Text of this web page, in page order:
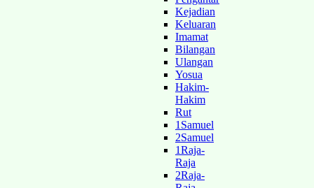
Kejadian
Keluaran
Imamat
Bilangan
Ulangan
Yosua
Hakim-
Hakim
Rut
1Samuel
2Samuel
1Raja-
Raja
2Raja-